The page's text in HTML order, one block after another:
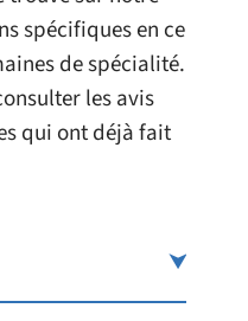
spécifiques en ce
de spécialité.
les avis
qui ont déjà fait